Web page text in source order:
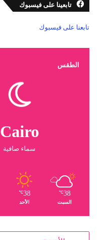
تابعينا على فيسبوك
تابعنا على فيسبوك
الطقس
Cairo
سماء صافية
38
℃
السبت
38
℃
الأحد